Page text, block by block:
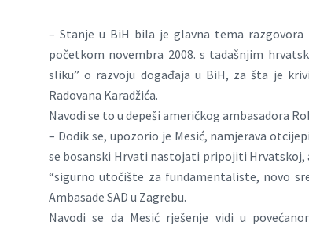
– Stanje u BiH bila je glavna tema razgovora
početkom novembra 2008. s tadašnjim
sliku” o razvoju događaja u BiH, za šta je
Radovana Karadžića.
Navodi se to u depeši američkog ambasadora
– Dodik se, upozorio je Mesić, namjerava
se bosanski Hrvati nastojati pripojiti Hrvatskoj,
“sigurno utočište za fundamentaliste, novo
Ambasade SAD u Zagrebu.
Navodi se da Mesić rješenje vidi u